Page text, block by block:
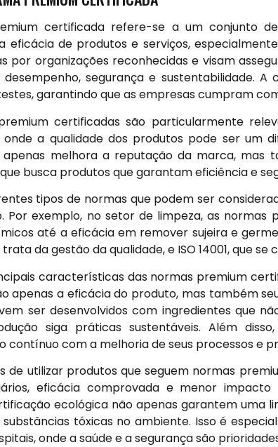
certificada refere-se a um conjunto
eficácia de produtos e serviços,
por organizações reconhecidas e visam
desempenho, segurança e sustentabilidade.
garantindo que as empresas cumpram
certificadas são particularmente
a qualidade dos produtos pode ser um
apenas melhora a reputação da marca, mas
busca produtos que garantam eficiência e
tipos de normas que podem ser
Por exemplo, no setor de limpeza, as
até a eficácia em remover sujeira e
trata da gestão da qualidade, e ISO 14001, que
características das normas premium
apenas a eficácia do produto, mas também
ser desenvolvidos com ingredientes que
siga práticas sustentáveis. Além
contínuo com a melhoria de seus processos e
de utilizar produtos que seguem normas
eficácia comprovada e menor impacto
ecológica não apenas garantem uma
substâncias tóxicas no ambiente. Isso é
onde a saúde e a segurança são